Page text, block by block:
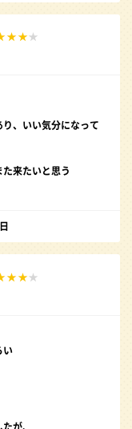
、いい気分になって
来たいと思う
い